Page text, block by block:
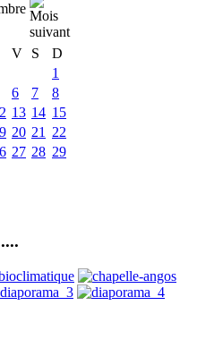
V S
D
1
6 7
8
13 14 15
20 21
22
27 28 29